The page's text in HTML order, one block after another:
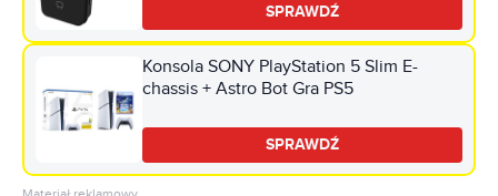
SPRAWDŹ
Konsola SONY PlayStation 5 Slim E-
chassis + Astro Bot Gra PS5
SPRAWDŹ